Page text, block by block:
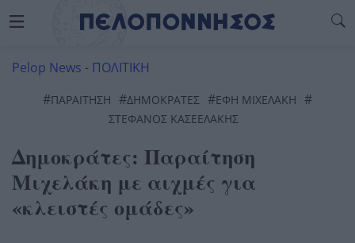
Pelop News - ΠΟΛΙΤΙΚΗ
#ΠΑΡΑΙΤΗΣΗ #ΔΗΜΟΚΡΑΤΕΣ #ΈΦΗ ΜΙΧΕΛΑΚΗ #
ΣΤΕΦΑΝΟΣ ΚΑΣΕΕΛΑΚΗΣ
Δημοκράτες: Παραίτηση
Μιχελάκη με αιχμές για
«κλειστές ομάδες»